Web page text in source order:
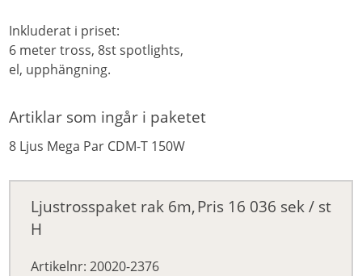
Inkluderat i priset:
6 meter tross, 8st spotlights,
el, upphängning.
Artiklar som ingår i paketet
8 Ljus Mega Par CDM-T 150W
Pris 16 036 sek / st
Ljustrosspaket rak 6m,
H
Artikelnr: 20020-2376